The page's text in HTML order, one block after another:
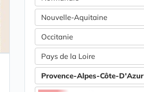
Nouvelle-Aquitaine
Occitanie
Pays de la Loire
Provence-Alpes-Côte-D'Azur